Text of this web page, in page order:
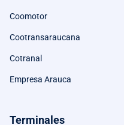
Coomotor
Cootransaraucana
Cotranal
Empresa Arauca
Terminales